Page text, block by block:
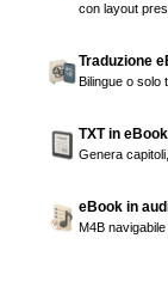
con layout
Traduzione
Bilingue o solo
TXT in eBook
Genera
eBook in
M4B